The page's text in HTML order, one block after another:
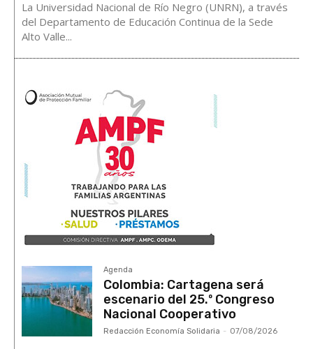
La Universidad Nacional de Río Negro (UNRN), a través
del Departamento de Educación Continua de la Sede
Alto Valle...
Agenda
Colombia: Cartagena será
escenario del 25.º Congreso
Nacional Cooperativo
Redacción Economía Solidaria - 07/08/2026